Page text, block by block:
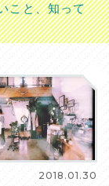
こと、知って
2018.01.30